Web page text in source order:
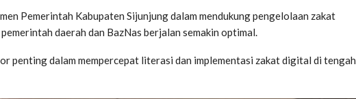
Pemerintah Kabupaten Sijunjung dalam mendukung pengelolaan zakat
daerah dan BazNas berjalan semakin optimal.
penting dalam mempercepat literasi dan implementasi zakat digital di tengah